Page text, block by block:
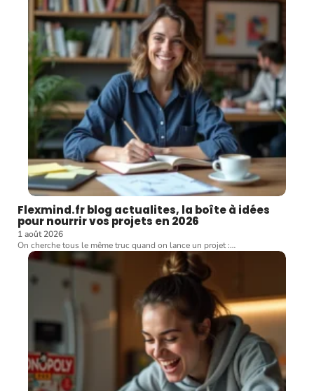
Flexmind.fr blog actualites, la boîte à idées
pour nourrir vos projets en 2026
1 août 2026
On cherche tous le même truc quand on lance un projet :…